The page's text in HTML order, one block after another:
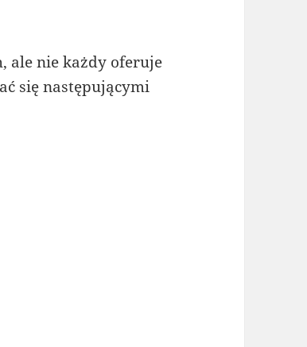
ale nie każdy oferuje
się następującymi